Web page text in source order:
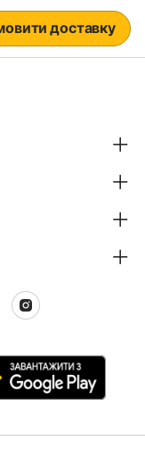
доставку